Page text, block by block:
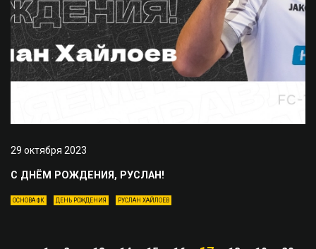
29 октября 2023
С ДНЁМ РОЖДЕНИЯ, РУСЛАН!
ОСНОВА ФК ДЕНЬ РОЖДЕНИЯ РУСЛАН ХАЙЛОЕВ